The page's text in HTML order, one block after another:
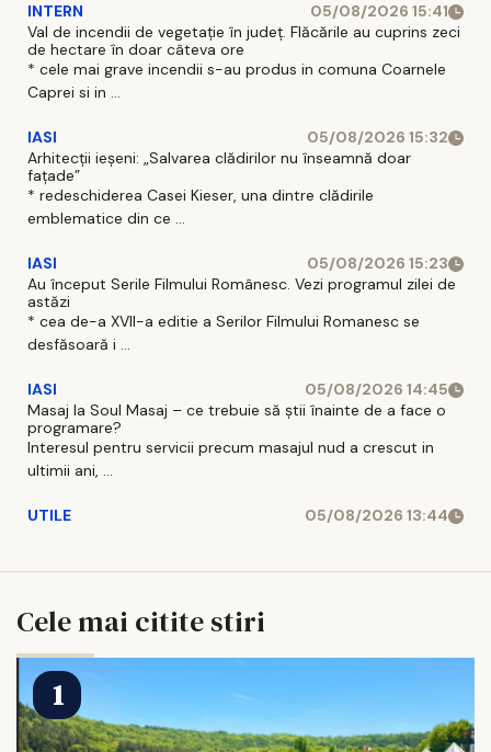
INTERN
05/08/2026 15:41
Val de incendii de vegetație în județ. Flăcările au cuprins zeci
de hectare în doar câteva ore
* cele mai grave incendii s-au produs in comuna Coarnele
Caprei si in ...
IASI
05/08/2026 15:32
Arhitecții ieșeni: „Salvarea clădirilor nu înseamnă doar
fațade”
* redeschiderea Casei Kieser, una dintre clădirile
emblematice din ce ...
IASI
05/08/2026 15:23
Au început Serile Filmului Românesc. Vezi programul zilei de
astăzi
* cea de-a XVII-a editie a Serilor Filmului Romanesc se
desfăsoară i ...
IASI
05/08/2026 14:45
Masaj la Soul Masaj – ce trebuie să știi înainte de a face o
programare?
Interesul pentru servicii precum masajul nud a crescut in
ultimii ani, ...
UTILE 05/08/2026 13:44
Cele mai citite stiri